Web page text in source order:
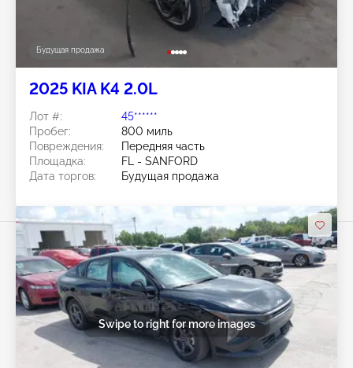
Будущая продажа
2025 KIA K4 2.0L
Лот #:
45******
Пробег:
800 миль
Повреждения:
Передняя часть
Площадка:
FL - SANFORD
Дата торгов:
Будущая продажа
Swipe to right for more images